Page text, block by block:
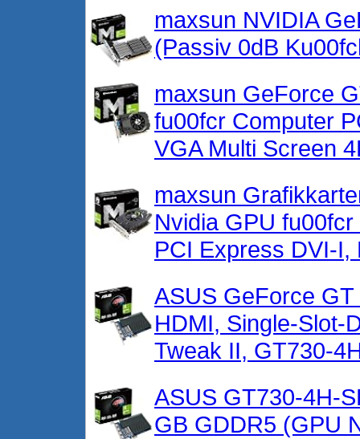
maxsun NVIDIA
(Passiv 0dB
maxsun GeForce
fu00fcr Computer
VGA Multi Screen
maxsun
Nvidia GPU
PCI Express DVI-I,
ASUS GeForce
HDMI, Single-Slot-
Tweak II, GT730-
ASUS GT730-4H-
GB GDDR5 (GPU